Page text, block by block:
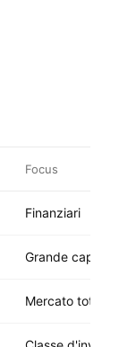
Focus
Finanziari
Grande
Mercato totale